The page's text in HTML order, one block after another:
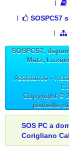
SOSPC57
SOSPC57,
Metz,
Assistance -
Copyright ©
partielle
SOS PC a
Corigliano